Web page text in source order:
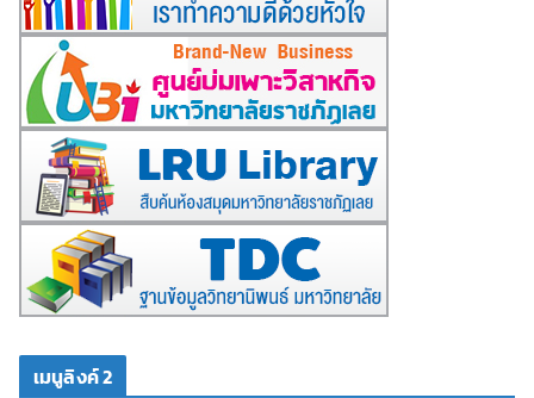
เมนูลิงค์ 2